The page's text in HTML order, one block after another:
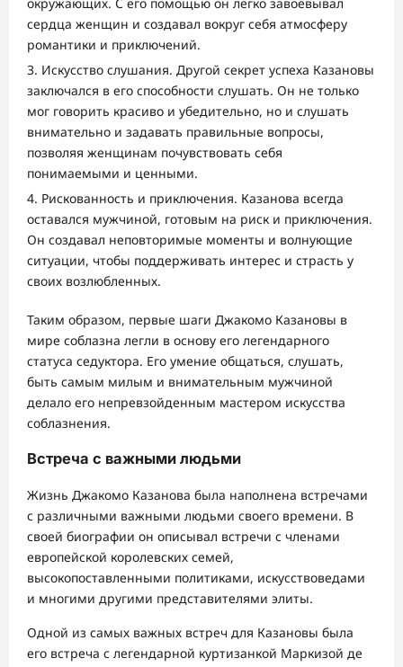
сердца женщин и создавал вокруг себя атмосферу
романтики и приключений.
Искусство слушания. Другой секрет успеха Казановы
заключался в его способности слушать. Он не только
мог говорить красиво и убедительно, но и слушать
внимательно и задавать правильные вопросы,
позволяя женщинам почувствовать себя
понимаемыми и ценными.
Рискованность и приключения. Казанова всегда
оставался мужчиной, готовым на риск и приключения.
Он создавал неповторимые моменты и волнующие
ситуации, чтобы поддерживать интерес и страсть у
своих возлюбленных.
Таким образом, первые шаги Джакомо Казановы в
мире соблазна легли в основу его легендарного
статуса седуктора. Его умение общаться, слушать,
быть самым милым и внимательным мужчиной
делало его непревзойденным мастером искусства
соблазнения.
Встреча с важными людьми
Жизнь Джакомо Казанова была наполнена встречами
с различными важными людьми своего времени. В
своей биографии он описывал встречи с членами
европейской королевских семей,
высокопоставленными политиками, искусствоведами
и многими другими представителями элиты.
Одной из самых важных встреч для Казановы была
его встреча с легендарной куртизанкой Маркизой де